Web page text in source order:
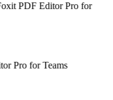
PDF Editor Pro for
Pro for Teams